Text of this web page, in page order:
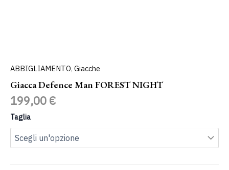
ABBIGLIAMENTO, Giacche
Giacca Defence Man FOREST NIGHT
199,00 €
Taglia